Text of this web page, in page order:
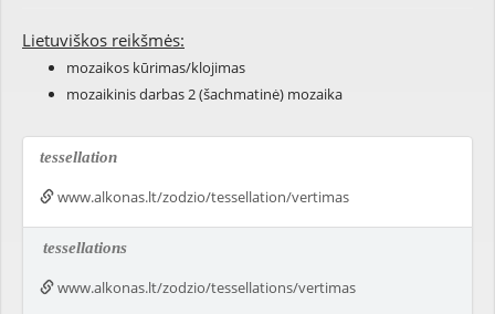
Lietuviškos reikšmės:
mozaikos kūrimas/klojimas
mozaikinis darbas 2 (šachmatinė) mozaika
tessellation
www.alkonas.lt/zodzio/tessellation/vertimas
tessellations
www.alkonas.lt/zodzio/tessellations/vertimas